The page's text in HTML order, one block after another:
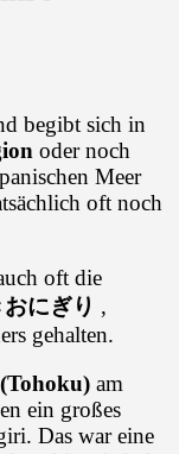
begibt sich in
oder noch
Meer
oft noch
oft die
にぎり ,
gehalten.
am
ein großes
Das war eine